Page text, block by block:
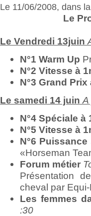
Le 11/06/2008, dans
Le
Le Vendredi 13juin
N°1 Warm Up
N°2 Vitesse à
N°3 Grand
Le samedi 14 juin A
N°4 Spéciale à
N°5 Vitesse à
N°6
«Horseman
Forum métier
Présentation
cheval par
Les femmes
:30